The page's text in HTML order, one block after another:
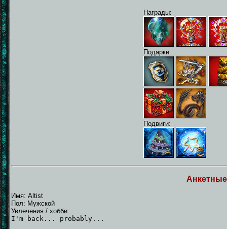
Награды:
Подарки:
Подвиги:
Имя: Altist
Пол: Мужской
Увлечения / хобби:
I'm back... probably...